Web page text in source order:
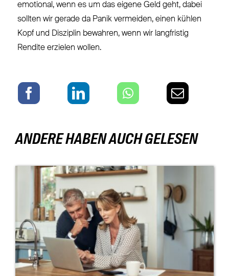
emotional, wenn es um das eigene Geld geht, dabei
sollten wir gerade da Panik vermeiden, einen kühlen
Kopf und Disziplin bewahren, wenn wir langfristig
Rendite erzielen wollen.
ANDERE HABEN AUCH GELESEN